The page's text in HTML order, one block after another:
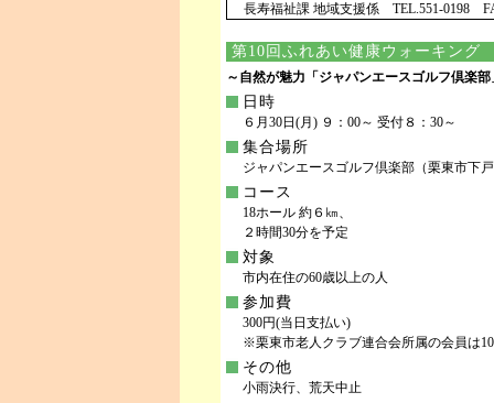
長寿福祉課 地域支援係 TEL.551-0198
第10回ふれあい健康ウォーキング
～自然が魅力「ジャパンエースゴルフ倶楽
日時
６月30日(月) ９：00～ 受付８：30～
集合場所
ジャパンエースゴルフ倶楽部（栗東市下
コース
18ホール 約６㎞、
２時間30分を予定
対象
市内在住の60歳以上の人
参加費
300円(当日支払い)
※栗東市老人クラブ連合会所属の会員は
その他
小雨決行、荒天中止